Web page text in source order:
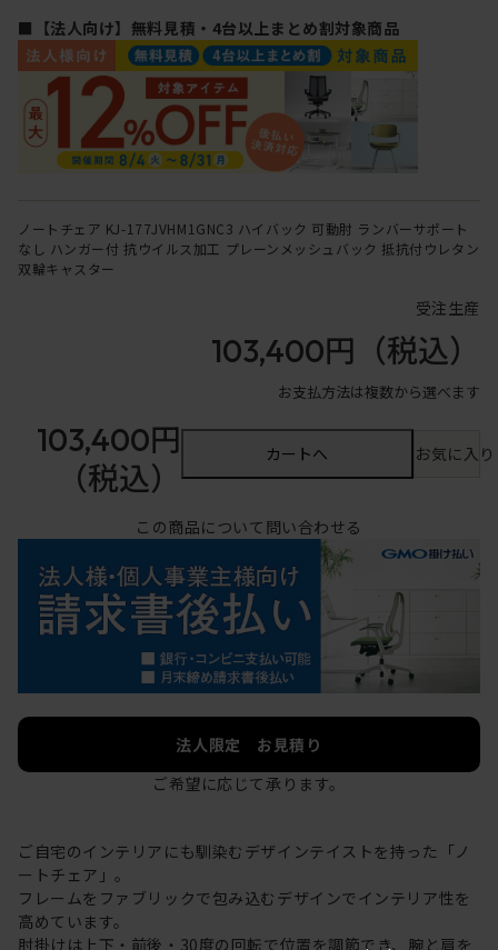
■【法人向け】無料見積・4台以上まとめ割対象商品
ノートチェア KJ-177JVHM1GNC3 ハイバック 可動肘 ランバーサポート
なし ハンガー付 抗ウイルス加工 プレーンメッシュバック 抵抗付ウレタン
双輪キャスター
受注生産
103,400円 （税込）
お支払方法は複数から選べます
103,400円
（税込）
カートへ お気に入
この商品について問い合わせる
法人限定 お見積り
ご希望に応じて承ります。
ご自宅のインテリアにも馴染むデザインテイストを持った「ノ
ートチェア」。
フレームをファブリックで包み込むデザインでインテリア性を
高めています。
肘掛けは上下・前後・30度の回転で位置を調節でき、腕と肩を